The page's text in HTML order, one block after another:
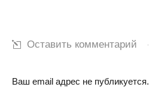
Оставить комментарий
Ваш email адрес не